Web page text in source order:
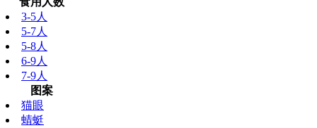
3-5人
5-7人
5-8人
6-9人
7-9人
图案
猫眼
蜻蜓